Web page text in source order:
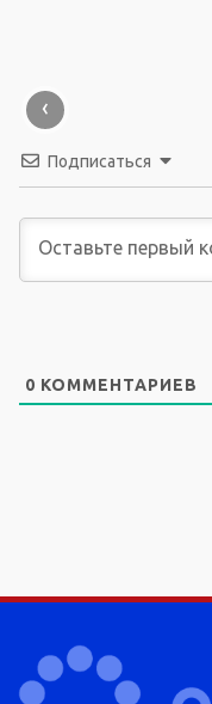
‹
Подписаться
0 КОММЕНТАРИЕВ